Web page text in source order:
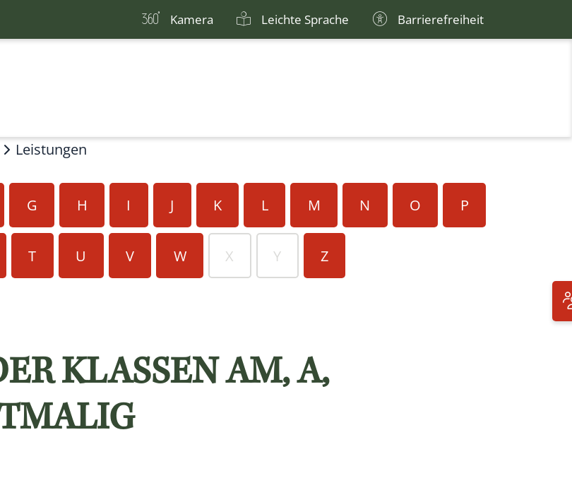
Kamera Leichte Sprache Barrierefreiheit
Leistungen
G H I J K L M N O P
T U V W X Y Z
KLASSEN AM, A,